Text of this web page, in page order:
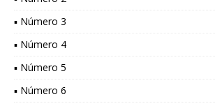
▪ Número 3
▪ Número 4
▪ Número 5
▪ Número 6